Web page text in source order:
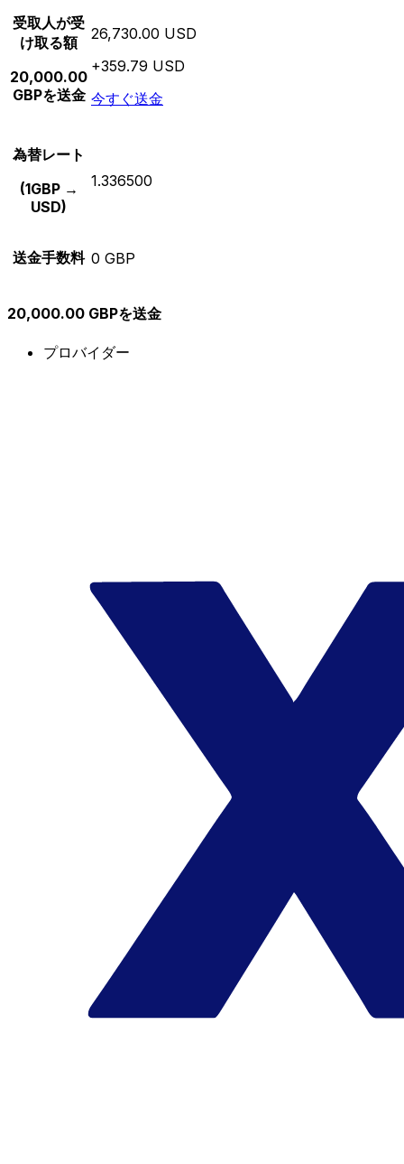
受取人が受
け取る額
20,000.00
GBPを送金
26,730.00 USD
+359.79 USD
今すぐ送金
為替レート
(1GBP →
USD)
1.336500
送金手数料 0 GBP
20,000.00 GBPを送金
プロバイダー